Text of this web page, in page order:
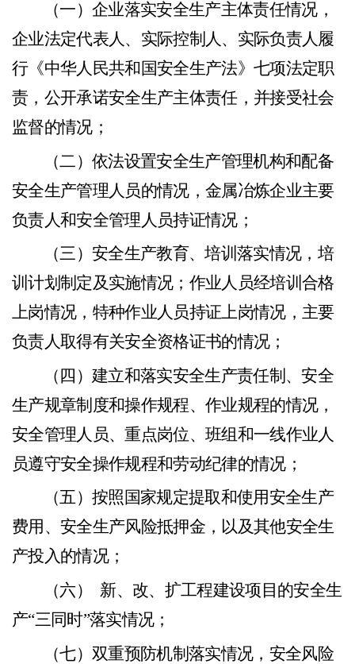
（一）企业落实安全生产主体责任情况，
企业法定代表人、实际控制人、实际负责人履
行《中华人民共和国安全生产法》七项法定职
责， 公开承诺安全生产主体责任，并接受社会
监督的情况；
（二）依法设置安全生产管理机构和配备
安全生产管理人员的情况，金属冶炼企业主要
负责人和安全管理人员持证情况；
（三）安全生产教育、培训落实情况，培
训计划制定及实施情况； 作业人员经培训合格
上岗情况，特种作业人员持证上岗情况，主要
负责人取得有关安全资格证书的情况；
（四）建立和落实安全生产责任制、安全
生产规章制度和操作规程、作业规程的情况，
安全管理人员、重点岗位、班组和一线作业人
员遵守安全操作规程和劳动纪律的情况；
（五）按照国家规定提取和使用安全生产
费用、安全生产风险抵押金，以及其他安全生
产投入的情况；
（六）
新、改、扩工程建设项目的安全生
产“三同时”落实情况；
（七） 双重预防机制落实情况，安全风险